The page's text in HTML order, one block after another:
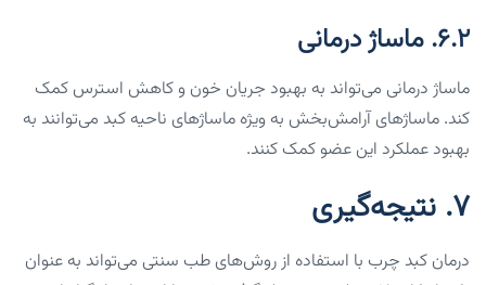
۶.۲. ماساژ درمانی
ماساژ درمانی می‌تواند به بهبود جریان خون و کاهش استرس کمک
کند. ماساژهای آرامش‌بخش به ویژه ماساژهای ناحیه کبد می‌توانند به
بهبود عملکرد این عضو کمک کنند.
۷. نتیجه‌گیری
درمان کبد چرب با استفاده از روش‌های طب سنتی می‌تواند به عنوان